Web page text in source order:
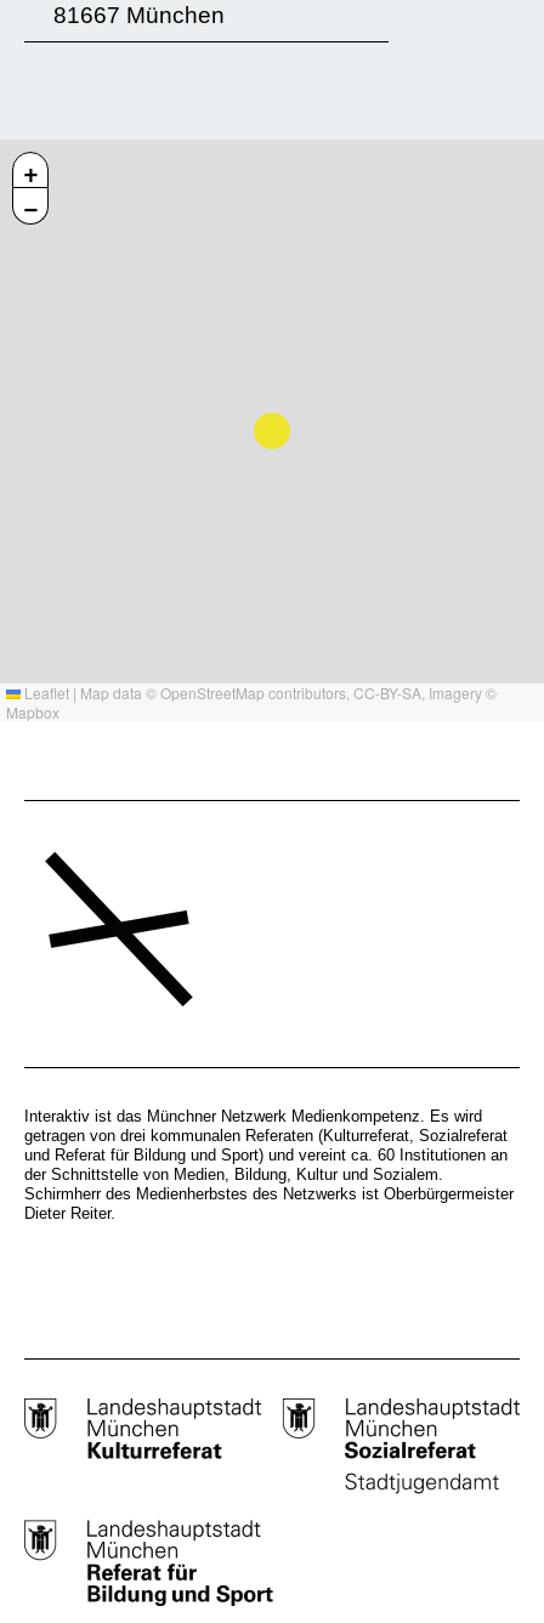
81667 München
+
−
Leaflet | Map data ©OpenStreetMap contributors, CC-BY-SA , Imagery ©
Mapbox
Interaktiv ist das Münchner Netzwerk Medienkompetenz. Es wird
getragen von drei kommunalen Referaten (Kulturreferat, Sozialreferat
und Referat für Bildung und Sport) und vereint ca. 60 Institutionen an
der Schnittstelle von Medien, Bildung, Kultur und Sozialem.
Schirmherr des Medienherbstes des Netzwerks ist Oberbürgermeister
Dieter Reiter.